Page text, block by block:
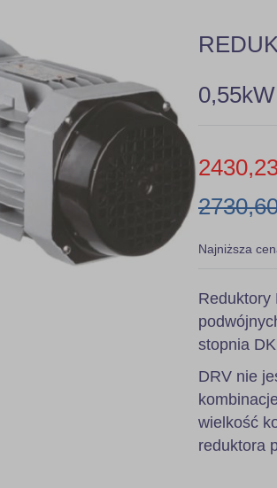
Najniższa
Reduktory
stopnia
DRV nie
wielkość
reduktora